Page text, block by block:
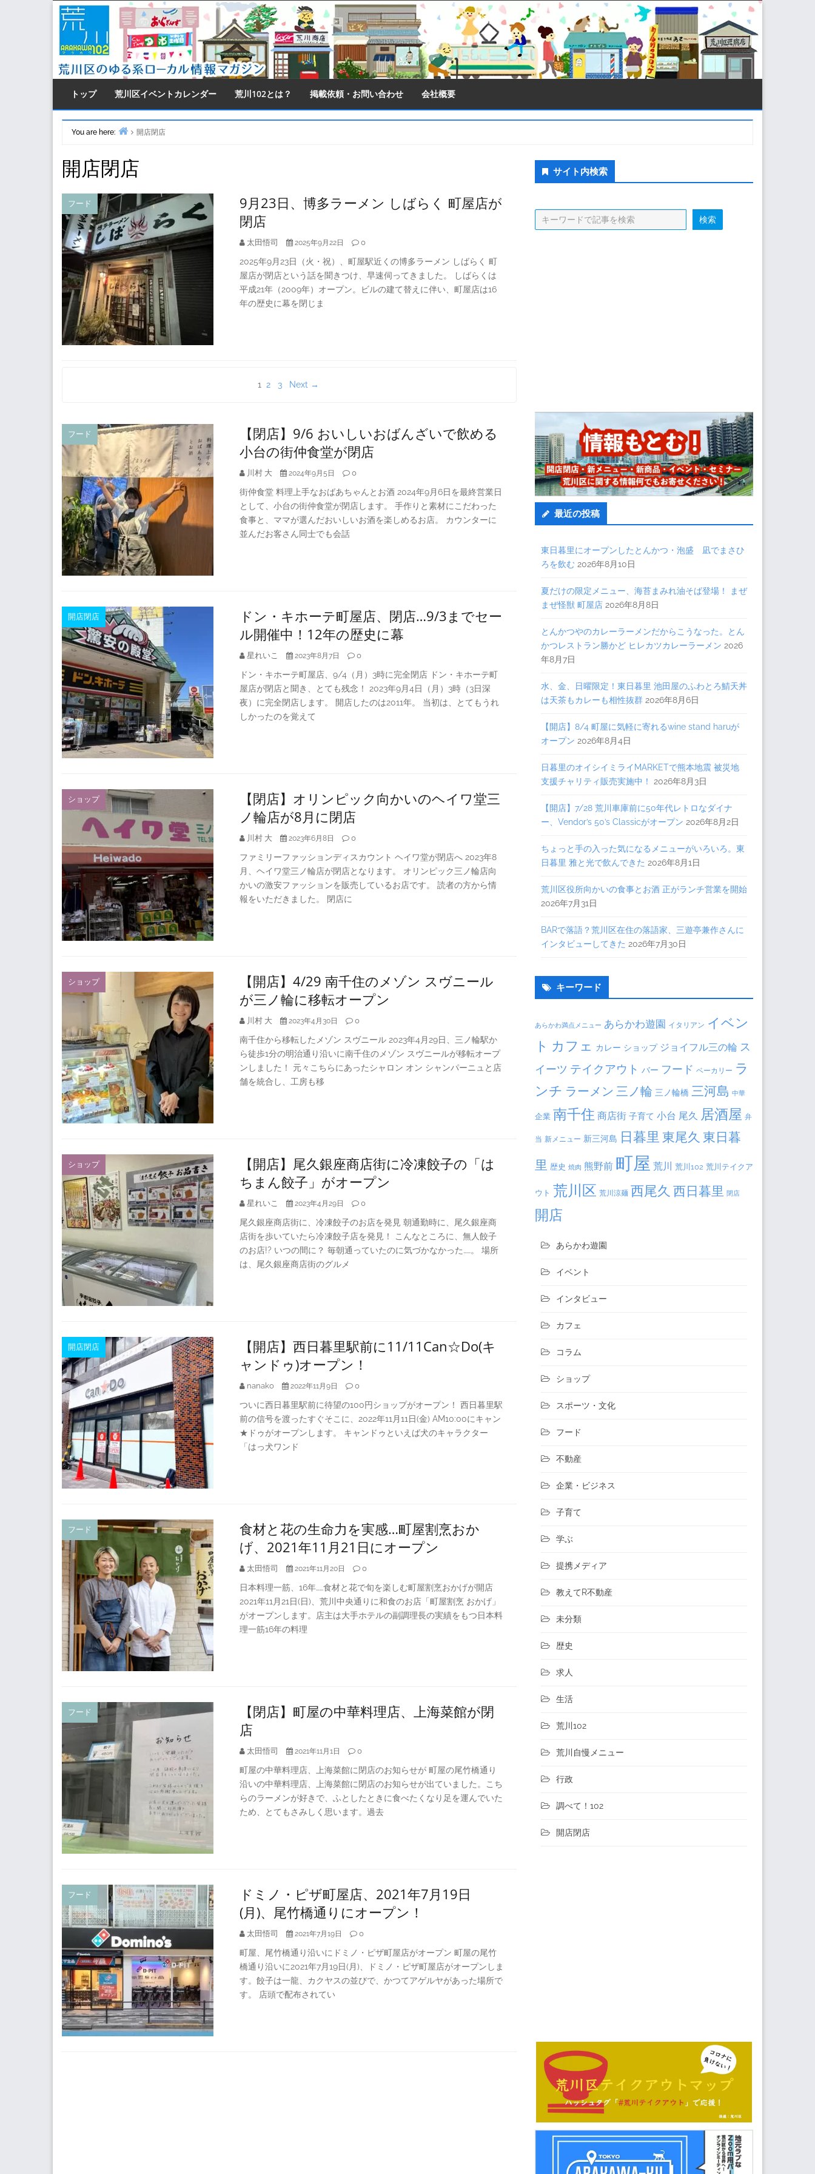
Skip
content
トップ 荒川区イベントカレンダー 荒川102とは？ 掲載依頼・お問い合わせ 会社概要
You are here:
開店閉店
開店閉店
フード
9月23日、博多ラーメン しばらく 町屋店が
閉店
太田悟司 2025年9月22日 0
2025年9月23日（火・祝）、町屋駅近くの博多ラーメン しばらく 町
屋店が閉店という話を聞きつけ、早速伺ってきました。 しばらくは
平成21年（2009年）オープン。ビルの建て替えに伴い、町屋店は16
年の歴史に幕を閉じま
の
ペ
ー
ジ
送
り
1 2 3 Next →
フード
【閉店】9/6 おいしいおばんざいで飲める
小台の街仲食堂が閉店
川村 大 2024年9月5日 0
街仲食堂 料理上手なおばあちゃんとお酒 2024年9月6日を最終営業日
として、小台の街仲食堂が閉店します。 手作りと素材にこだわった
食事と、ママが選んだおいしいお酒を楽しめるお店。 カウンターに
並んだお客さん同士でも会話
開店閉店
ドン・キホーテ町屋店、閉店…9/3までセー
ル開催中！12年の歴史に幕
星れいこ 2023年8月7日 0
ドン・キホーテ町屋店、9/4（月）3時に完全閉店 ドン・キホーテ町
屋店が閉店と聞き、とても残念！ 2023年9月4日（月）3時（3日深
夜）に完全閉店します。 開店したのは2011年。 当初は、とてもうれ
しかったのを覚えて
ショップ
【閉店】オリンピック向かいのヘイワ堂三
ノ輪店が8月に閉店
川村 大 2023年6月8日 0
ファミリーファッションディスカウント ヘイワ堂が閉店へ 2023年8
月、ヘイワ堂三ノ輪店が閉店となります。 オリンピック三ノ輪店向
かいの激安ファッションを販売しているお店です。 読者の方から情
報をいただきました。 閉店に
ショップ
【開店】4/29 南千住のメゾン スヴニール
が三ノ輪に移転オープン
川村 大 2023年4月30日 0
南千住から移転したメゾン スヴニール 2023年4月29日、三ノ輪駅か
ら徒歩1分の明治通り沿いに南千住のメゾン スヴニールが移転オープ
ンしました！ 元々こちらにあったシャロン オン シャンパーニュと店
舗を統合し、工房も移
ショップ
【開店】尾久銀座商店街に冷凍餃子の「は
ちまん餃子」がオープン
星れいこ 2023年4月29日 0
尾久銀座商店街に、冷凍餃子のお店を発見 朝通勤時に、尾久銀座商
店街を歩いていたら冷凍餃子店を発見！ こんなところに、無人餃子
のお店!? いつの間に？ 毎朝通っていたのに気づかなかった……。 場所
は、尾久銀座商店街のグルメ
開店閉店
【開店】西日暮里駅前に11/11Can☆Do(キ
ャンドゥ)オープン！
nanako 2022年11月9日 0
ついに西日暮里駅前に待望の100円ショップがオープン！ 西日暮里駅
前の信号を渡ったすぐそこに、2022年11月11日(金) AM10:00にキャン
★ドゥがオープンします。 キャンドゥといえば犬のキャラクター
「はっ犬ワンド
フード
食材と花の生命力を実感…町屋割烹おか
げ、2021年11月21日にオープン
太田悟司 2021年11月20日 0
日本料理一筋、16年……食材と花で旬を楽しむ町屋割烹おかげが開店
2021年11月21日(日)、荒川中央通りに和食のお店「町屋割烹 おかげ」
がオープンします。店主は大手ホテルの副調理長の実績をもつ日本料
理一筋16年の料理
フード
【閉店】町屋の中華料理店、上海菜館が閉
店
太田悟司 2021年11月1日 0
町屋の中華料理店、上海菜館に閉店のお知らせが 町屋の尾竹橋通り
沿いの中華料理店、上海菜館に閉店のお知らせが出ていました。こち
らのラーメンが好きで、ふとしたときに食べたくなり足を運んでいた
ため、とてもさみしく思います。過去
フード
ドミノ・ピザ町屋店、2021年7月19日
(月)、尾竹橋通りにオープン！
太田悟司 2021年7月19日 0
町屋、尾竹橋通り沿いにドミノ・ピザ町屋店がオープン 町屋の尾竹
橋通り沿いに2021年7月19日(月)、ドミノ・ピザ町屋店がオープンしま
す。餃子は一龍、カクヤスの並びで、かつてアゲルヤがあった場所で
す。 店頭で配布されてい
Secondary
Sidebar
サイト内検索
最近の投稿
東日暮里にオープンしたとんかつ・泡盛 凪でまさひ
ろを飲む 2026年8月10日
夏だけの限定メニュー、海苔まみれ油そば登場！ まぜ
まぜ怪獣 町屋店 2026年8月8日
とんかつやのカレーラーメンだからこうなった。とん
かつレストラン勝かど ヒレカツカレーラーメン 2026
年8月7日
水、金、日曜限定！東日暮里 池田屋のふわとろ鯖天丼
は天茶もカレーも相性抜群 2026年8月6日
【開店】8/4 町屋に気軽に寄れるwine stand haruが
オープン 2026年8月4日
日暮里のオイシイミライMARKETで熊本地震 被災地
支援チャリティ販売実施中！
2026年8月3日
【開店】7/28 荒川車庫前に50年代レトロなダイナ
ー、Vendor’s 50’s Classicがオープン 2026年8月2日
ちょっと手の入った気になるメニューがいろいろ。東
日暮里 雅と光で飲んできた 2026年8月1日
荒川区役所向かいの食事とお酒 正がランチ営業を開始
2026年7月31日
BARで落語？荒川区在住の落語家、三遊亭兼作さんに
インタビューしてきた 2026年7月30日
キーワード
あらかわ満点メニュー あらかわ遊園 イタリアン イベン
ト カフェ カレー ショップ ジョイフル三の輪 ス
イーツ テイクアウト バー フード ベーカリー ラ
ンチ ラーメン 三ノ輪 三ノ輪橋 三河島 中華
企業 南千住 商店街 子育て 小台 尾久 居酒屋 弁
当 新メニュー 新三河島 日暮里 東尾久 東日暮
里 歴史 焼肉 熊野前 町屋 荒川 荒川102 荒川テイクア
ウト 荒川区 荒川涼麺 西尾久 西日暮里 閉店
開店
あらかわ遊園
イベント
インタビュー
カフェ
コラム
ショップ
スポーツ・文化
フード
不動産
企業・ビジネス
子育て
学ぶ
提携メディア
教えてR不動産
未分類
歴史
求人
生活
荒川102
荒川自慢メニュー
行政
調べて！102
開店閉店